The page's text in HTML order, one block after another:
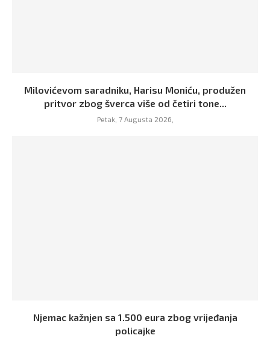
Milovićevom saradniku, Harisu Moniću, produžen
pritvor zbog šverca više od četiri tone...
Petak, 7 Augusta 2026,
Njemac kažnjen sa 1.500 eura zbog vrijeđanja
policajke